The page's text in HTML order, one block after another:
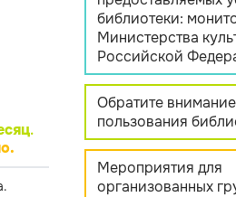
.
библиотеки:
Министерства
Российской
Обратите
пользования
Мероприятия для
организованных